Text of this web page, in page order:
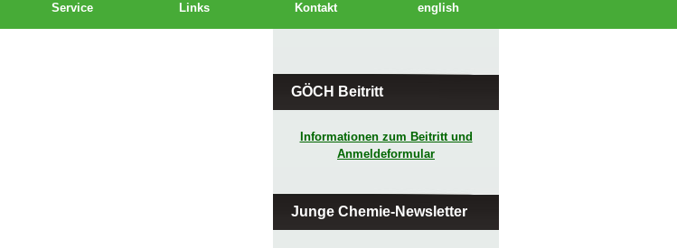
Service Links Kontakt english
GÖCH Beitritt
Informationen zum Beitritt und
Anmeldeformular
Junge Chemie-Newsletter